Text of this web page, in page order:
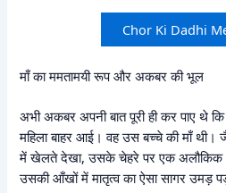
Chor Ki Dadhi
माँ का ममतामयी रूप और अकबर की भूल
अभी अकबर अपनी बात पूरी ही कर पाए थे
महिला बाहर आई। वह उस बच्चे की माँ
में खेलते देखा, उसके चेहरे पर एक अलौकिक
उसकी आँखों में मातृत्व का ऐसा सागर उमड़